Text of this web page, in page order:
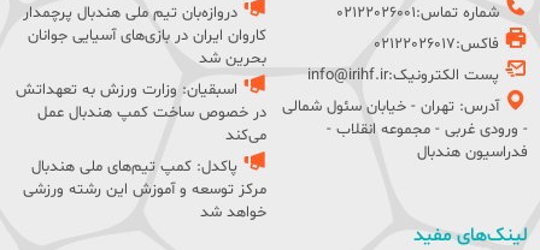
شماره تماس:02122026001
فاکس:02122026017
پست الکترونیک:info@irihf.ir
آدرس: تهران - خیابان سئول شمالی
- ورودی غربی - مجموعه انقلاب -
فدراسیون هندبال
دروازه‌بان تیم ملی هندبال پرچمدار
کاروان ایران در بازی‌های آسیایی جوانان
بحرین شد
اسبقیان: وزارت ورزش به تعهداتش
در خصوص ساخت کمپ هندبال عمل
می‌کند
پاکدل: کمپ تیم‌های ملی هندبال
مرکز توسعه و آموزش این رشته ورزشی
خواهد شد
لینک‌های مفید